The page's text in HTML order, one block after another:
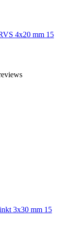
4x20 mm 15
3x30 mm 15